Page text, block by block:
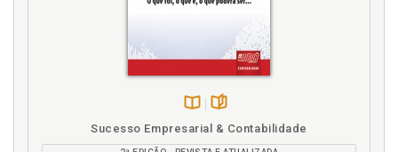
Disponível
páginas
Sucesso Empresarial & Contabilidade